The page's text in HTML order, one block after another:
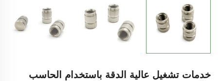
خدمات تشغيل عالية الدقة باستخدام الحاسب